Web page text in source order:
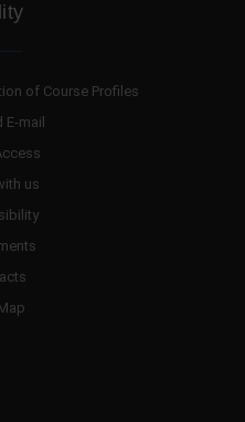
of Course Profiles
E-mail
us